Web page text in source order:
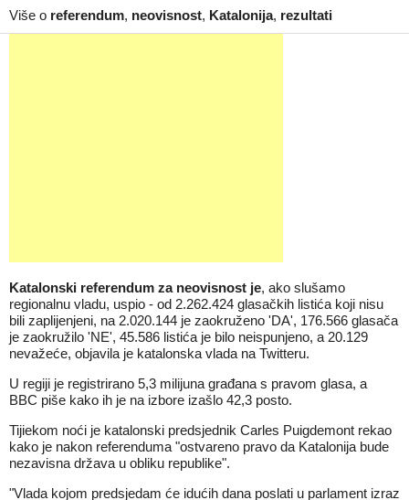
Više o referendum, neovisnost, Katalonija, rezultati
Katalonski referendum za neovisnost je, ako slušamo
regionalnu vladu, uspio - od 2.262.424 glasačkih listića koji nisu
bili zaplijenjeni, na 2.020.144 je zaokruženo 'DA', 176.566 glasača
je zaokružilo 'NE', 45.586 listića je bilo neispunjeno, a 20.129
nevažeće, objavila je katalonska vlada na Twitteru.
U regiji je registrirano 5,3 milijuna građana s pravom glasa, a
BBC piše kako ih je na izbore izašlo 42,3 posto.
Tijiekom noći je katalonski predsjednik Carles Puigdemont rekao
kako je nakon referenduma "ostvareno pravo da Katalonija bude
nezavisna država u obliku republike".
"Vlada kojom predsjedam će idućih dana poslati u parlament izraz